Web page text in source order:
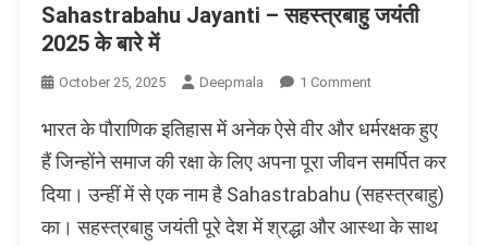
Sahastrabahu Jayanti – सहस्त्रबाहु जयंती
2025 के बारे में
October 25, 2025 Deepmala 1 CommentOn
Jayanti
जयंती
2025
भारत के पौराणिक इतिहास में अनेक ऐसे वीर और धर्मरक्षक हुए
हैं जिन्होंने समाज की रक्षा के लिए अपना पूरा जीवन समर्पित कर
दिया। उन्हीं में से एक नाम है Sahastrabahu (सहस्त्रबाहु)
का। सहस्त्रबाहु जयंती पूरे देश में श्रद्धा और आस्था के साथ